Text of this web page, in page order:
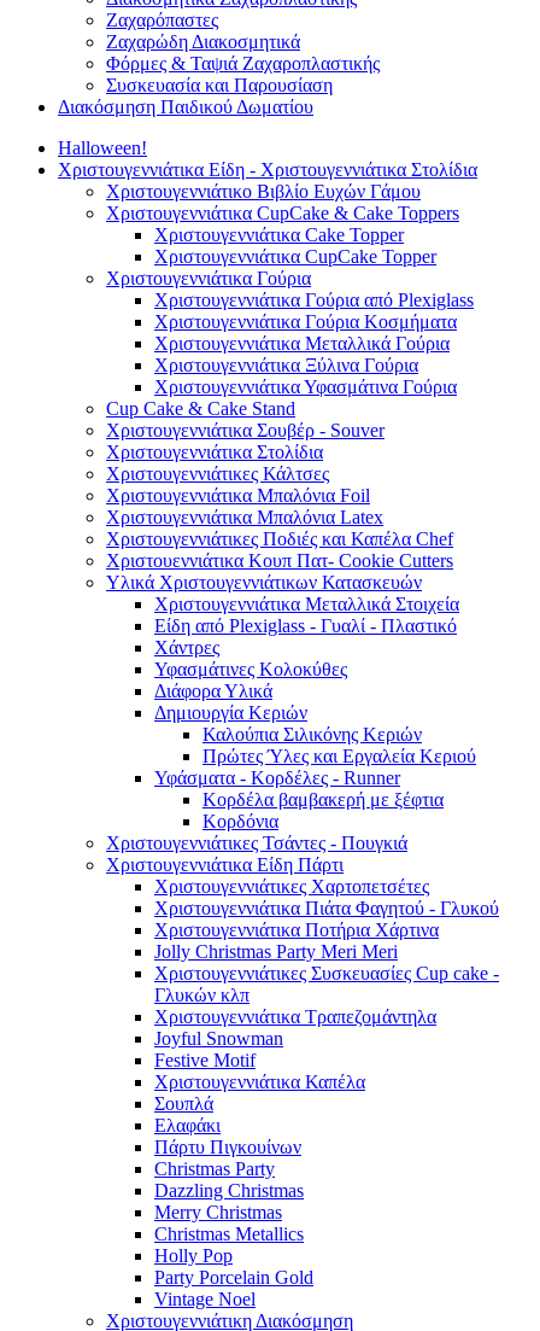
Ζαχαρόπαστες
Ζαχαρώδη Διακοσμητικά
Φόρμες & Ταψιά Ζαχαροπλαστικής
Συσκευασία και Παρουσίαση
Διακόσμηση Παιδικού Δωματίου
Halloween!
Χριστουγεννιάτικα Είδη - Χριστουγεννιάτικα Στολίδια
Χριστουγεννιάτικο Βιβλίο Ευχών Γάμου
Χριστουγεννιάτικα CupCake & Cake Toppers
Χριστουγεννιάτικα Cake Topper
Χριστουγεννιάτικα CupCake Topper
Χριστουγεννιάτικα Γούρια
Χριστουγεννιάτικα Γούρια από Plexiglass
Χριστουγεννιάτικα Γούρια Κοσμήματα
Χριστουγεννιάτικα Μεταλλικά Γούρια
Χριστουγεννιάτικα Ξύλινα Γούρια
Χριστουγεννιάτικα Υφασμάτινα Γούρια
Cup Cake & Cake Stand
Χριστουγεννιάτικα Σουβέρ - Souver
Χριστουγεννιάτικα Στολίδια
Χριστουγεννιάτικες Κάλτσες
Χριστουγεννιάτικα Μπαλόνια Foil
Χριστουγεννιάτικα Μπαλόνια Latex
Χριστουγεννιάτικες Ποδιές και Καπέλα Chef
Χριστουεννιάτικα Κουπ Πατ- Cookie Cutters
Υλικά Χριστουγεννιάτικων Κατασκευών
Χριστουγεννιάτικα Μεταλλικά Στοιχεία
Είδη από Plexiglass - Γυαλί - Πλαστικό
Χάντρες
Υφασμάτινες Κολοκύθες
Διάφορα Υλικά
Δημιουργία Κεριών
Καλούπια Σιλικόνης Κεριών
Πρώτες Ύλες και Εργαλεία Κεριού
Υφάσματα - Κορδέλες - Runner
Κορδέλα βαμβακερή με ξέφτια
Κορδόνια
Χριστουγεννιάτικες Τσάντες - Πουγκιά
Χριστουγεννιάτικα Είδη Πάρτι
Χριστουγεννιάτικες Χαρτοπετσέτες
Χριστουγεννιάτικα Πιάτα Φαγητού - Γλυκού
Χριστουγεννιάτικα Ποτήρια Χάρτινα
Jolly Christmas Party Meri Meri
Χριστουγεννιάτικες Συσκευασίες Cup cake -
Γλυκών κλπ
Χριστουγεννιάτικα Τραπεζομάντηλα
Joyful Snowman
Festive Motif
Χριστουγεννιάτικα Καπέλα
Σουπλά
Ελαφάκι
Πάρτυ Πιγκουίνων
Christmas Party
Dazzling Christmas
Merry Christmas
Christmas Metallics
Holly Pop
Party Porcelain Gold
Vintage Noel
Χριστουγεννιάτικη Διακόσμηση